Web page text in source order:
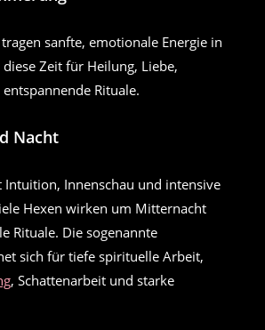
sanfte, emotionale Energie in
Zeit für Heilung, Liebe,
Rituale.
Nacht
Intuition, Innenschau und intensive
Hexen wirken um Mitternacht
Rituale. Die sogenannte
sich für tiefe spirituelle Arbeit,
, Schattenarbeit und starke